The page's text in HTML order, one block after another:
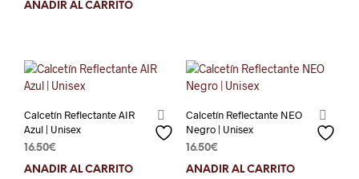
AÑADIR AL CARRITO
Calcetín Reflectante AIR
Azul | Unisex
16.50€
AÑADIR AL CARRITO
Calcetín Reflectante NEO
Negro | Unisex
16.50€
AÑADIR AL CARRITO